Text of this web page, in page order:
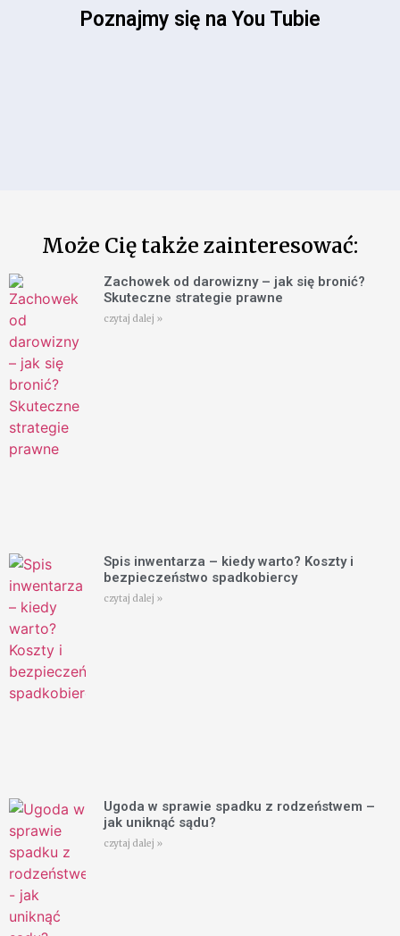
Poznajmy się na You Tubie
Może Cię także zainteresować:
Zachowek od darowizny – jak się bronić?
Skuteczne strategie prawne
czytaj dalej »
Spis inwentarza – kiedy warto? Koszty i
bezpieczeństwo spadkobiercy
czytaj dalej »
Ugoda w sprawie spadku z rodzeństwem –
jak uniknąć sądu?
czytaj dalej »